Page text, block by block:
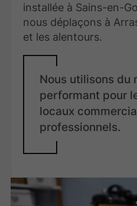
installée à Sains-en-
nous déplaçons à
et les alentours.
Nous utilisons du
performant pour
locaux
professionnels.